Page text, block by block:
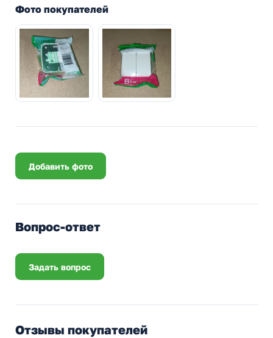
Фото покупателей
Добавить фото
Вопрос-ответ
Задать вопрос
Отзывы покупателей